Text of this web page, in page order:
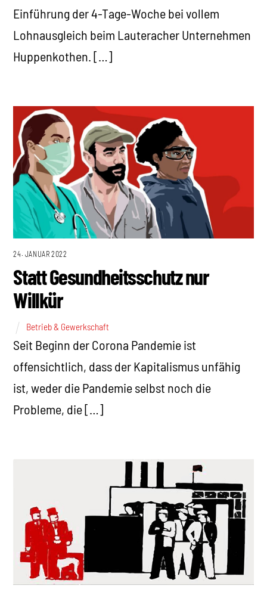
Einführung der 4-Tage-Woche bei vollem
Lohnausgleich beim Lauteracher Unternehmen
Huppenkothen. […]
24. JANUAR 2022
Statt Gesundheitsschutz nur
Willkür
Betrieb & Gewerkschaft
Seit Beginn der Corona Pandemie ist
offensichtlich, dass der Kapitalismus unfähig
ist, weder die Pandemie selbst noch die
Probleme, die […]